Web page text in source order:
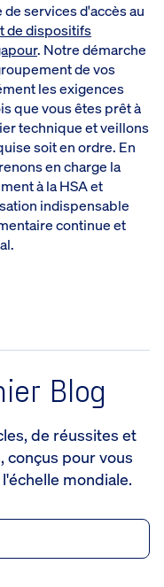
services d'accès au
de dispositifs
. Notre démarche
de vos
les exigences
que vous êtes prêt à
technique et veillons
soit en ordre. En
en charge la
à la HSA et
indispensable
continue et
Blog
de réussites et
conçus pour vous
mondiale.